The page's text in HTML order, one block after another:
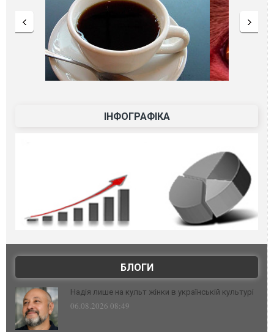
ІНФОГРАФІКА
БЛОГИ
Надія лише на культ жінки в українській культурі
06.08.2026 08:49